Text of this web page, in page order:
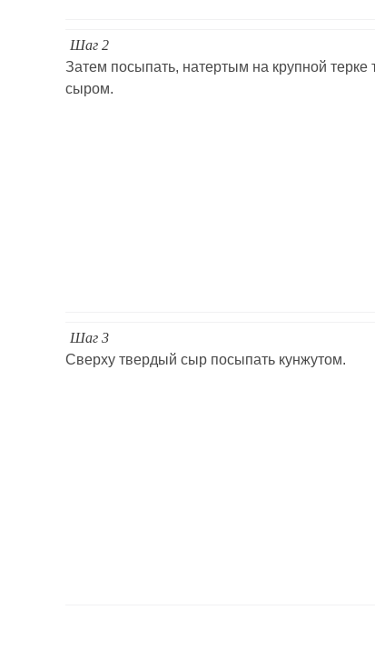
Шаг 2
Затем посыпать, натертым на крупной терке
сыром.
Шаг 3
Сверху твердый сыр посыпать кунжутом.